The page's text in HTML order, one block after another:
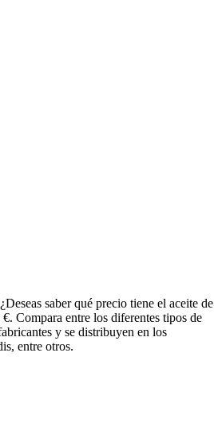
saber qué precio tiene el aceite de
Compara entre los diferentes tipos de
y se distribuyen en los
entre otros.